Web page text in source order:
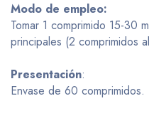
Modo de empleo:
Tomar 1 comprimido 15-30
principales (2 comprimidos
Presentación:
Envase de 60 comprimidos.